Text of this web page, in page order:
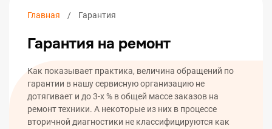
Главная Гарантия
Гарантия на ремонт
Как показывает практика, величина обращений по
гарантии в нашу сервисную организацию не
дотягивает и до 3-х % в общей массе заказов на
ремонт техники. А некоторые из них в процессе
вторичной диагностики не классифицируются как